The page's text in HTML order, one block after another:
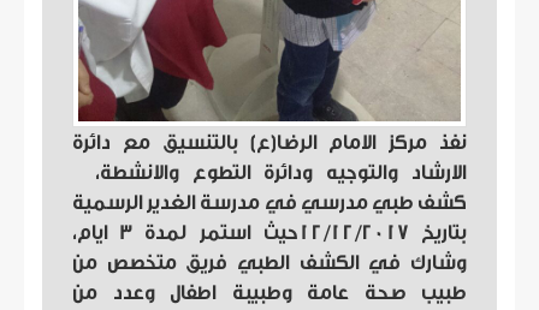
نفذ مركز الامام الرضا(ع) بالتنسيق مع دائرة
الارشاد والتوجيه ودائرة التطوع والانشطة،
كشف طبي مدرسي في مدرسة الغدير الرسمية
بتاريخ 12/12/2017حيث استمر لمدة 3 ايام،
وشارك في الكشف الطبي فريق متخصص من
طبيب صحة عامة وطبيبة اطفال وعدد من